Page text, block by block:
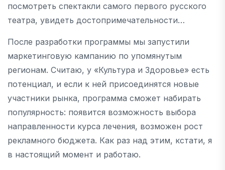
посмотреть спектакли самого первого русского
театра, увидеть достопримечательности…
После разработки программы мы запустили
маркетинговую кампанию по упомянутым
регионам. Считаю, у «Культура и Здоровье» есть
потенциал, и если к ней присоединятся новые
участники рынка, программа сможет набирать
популярность: появится возможность выбора
направленности курса лечения, возможен рост
рекламного бюджета. Как раз над этим, кстати, я
в настоящий момент и работаю.